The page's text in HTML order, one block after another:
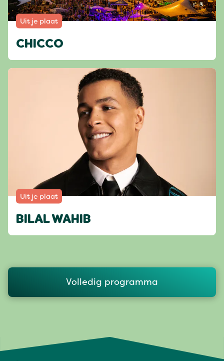
Uit je plaat
CHICCO
Uit je plaat
BILAL WAHIB
Volledig programma